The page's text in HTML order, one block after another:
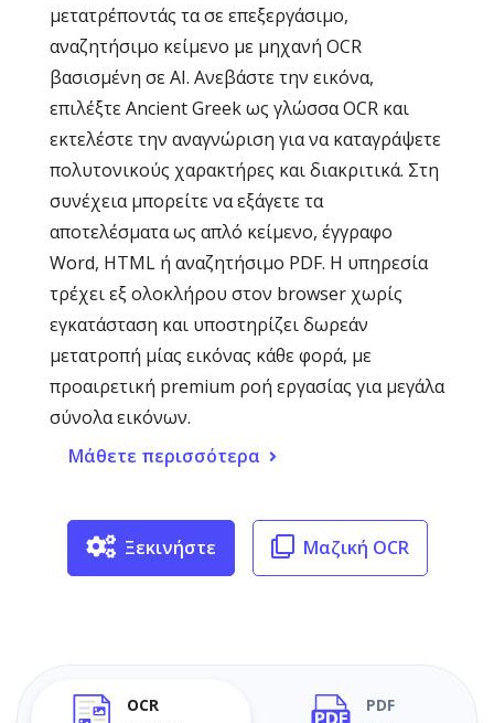
μετατρέποντάς τα σε επεξεργάσιμο,
αναζητήσιμο κείμενο με μηχανή OCR
βασισμένη σε AI. Ανεβάστε την εικόνα,
επιλέξτε Ancient Greek ως γλώσσα OCR και
εκτελέστε την αναγνώριση για να καταγράψετε
πολυτονικούς χαρακτήρες και διακριτικά. Στη
συνέχεια μπορείτε να εξάγετε τα
αποτελέσματα ως απλό κείμενο, έγγραφο
Word, HTML ή αναζητήσιμο PDF. Η υπηρεσία
τρέχει εξ ολοκλήρου στον browser χωρίς
εγκατάσταση και υποστηρίζει δωρεάν
μετατροπή μίας εικόνας κάθε φορά, με
προαιρετική premium ροή εργασίας για μεγάλα
σύνολα εικόνων.
Μάθετε περισσότερα
Ξεκινήστε Μαζική OCR
OCR
PDF